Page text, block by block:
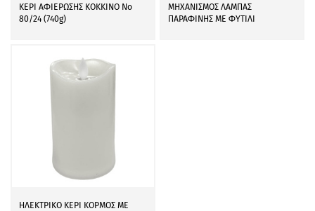
ΚΕΡΙ ΑΦΙΕΡΩΣΗΣ ΚΟΚΚΙΝΟ Νο
80/24 (740g)
ΜΗΧΑΝΙΣΜΟΣ ΛΑΜΠΑΣ
ΠΑΡΑΦΙΝΗΣ ΜΕ ΦΥΤΙΛΙ
ΗΛΕΚΤΡΙΚΟ ΚΕΡΙ ΚΟΡΜΟΣ ΜΕ